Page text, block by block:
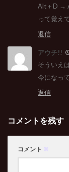
Alt＋D →
って覚え
返信
アウチ!!
そういえ
今になっ
返信
コメントを残す
コメント ※